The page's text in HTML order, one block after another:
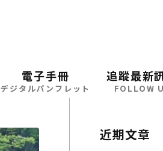
電子手冊
デジタルパンフレット
追蹤最新
FOLLOW
近期文章